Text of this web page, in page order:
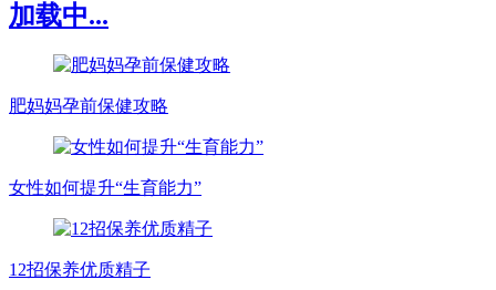
加载中...
肥妈妈孕前保健攻略
女性如何提升“生育能力”
12招保养优质精子